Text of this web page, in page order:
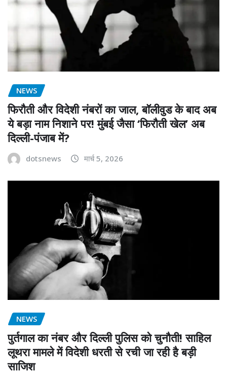
NEWS
फिरौती और विदेशी नंबरों का जाल, बॉलीवुड के बाद अब
ये बड़ा नाम निशाने पर! मुंबई जैसा ‘फिरौती खेल’ अब
दिल्ली-पंजाब में?
dotsnews मार्च 5, 2026
NEWS
पुर्तगाल का नंबर और दिल्ली पुलिस को चुनौती! साहिल
लूथरा मामले में विदेशी धरती से रची जा रही है बड़ी
साजिश